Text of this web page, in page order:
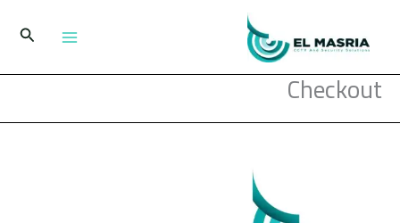
المحتوى
البحث
Checkout